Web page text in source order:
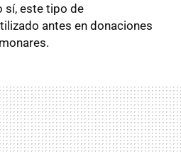
sí, este tipo de
antes en donaciones